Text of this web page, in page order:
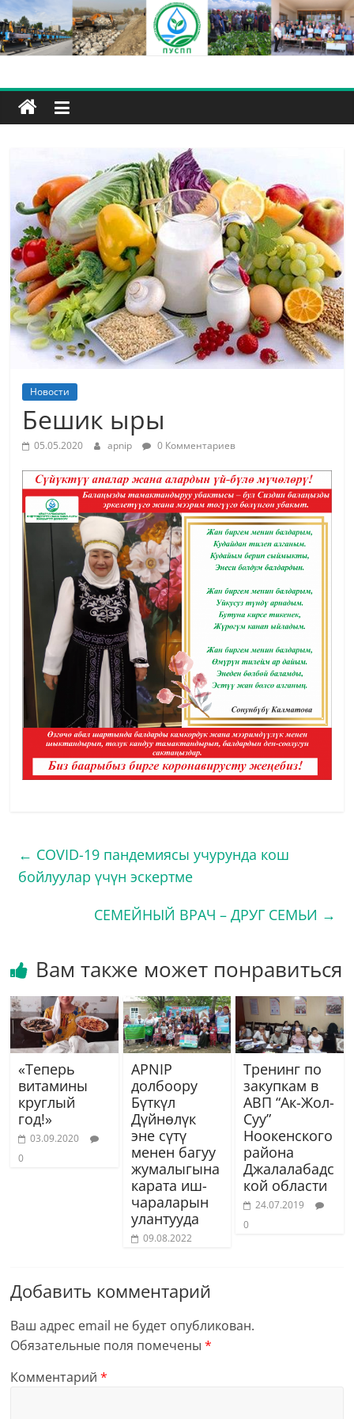
Новости
Бешик ыры
05.05.2020 apnip 0 Комментариев
← COVID-19 пандемиясы учурунда кош
бойлуулар үчүн эскертме
СЕМЕЙНЫЙ ВРАЧ – ДРУГ СЕМЬИ →
Вам также может понравиться
«Теперь
витамины
круглый
год!»
03.09.2020
0
APNIP
долбоору
Бүткүл
Дүйнөлүк
эне сүтү
менен багуу
жумалыгына
карата иш-
чараларын
улантууда
09.08.2022
Тренинг по
закупкам в
АВП “Ак-Жол-
Суу”
Ноокенского
района
Джалалабадс
кой области
24.07.2019
0
Добавить комментарий
Ваш адрес email не будет опубликован.
Обязательные поля помечены*
Комментарий*